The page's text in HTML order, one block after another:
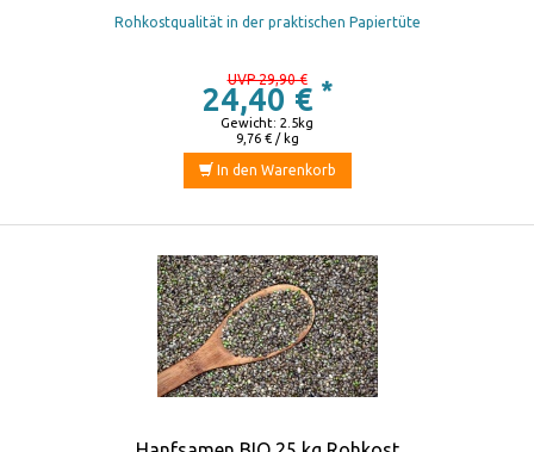
Rohkostqualität in der praktischen Papiertüte
UVP 29,90 €
24,40 € *
9,76 € / kg
Gewicht: 2.5kg
In den Warenkorb